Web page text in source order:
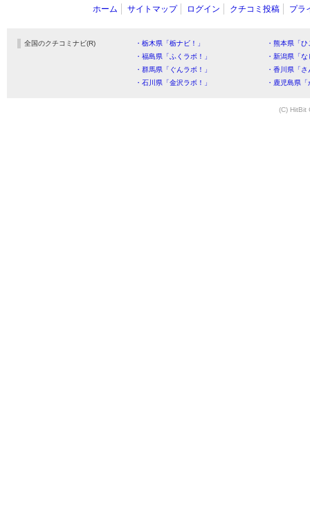
ホーム サイトマップ ログイン クチコミ投稿 プラ
全国のクチコミナビ(R) ・栃木県「栃ナビ！」
・熊本県「
・福島県「ふくラボ！」
・新潟県「
・群馬県「ぐんラボ！」
・香川県「
・石川県「金沢ラボ！」
・鹿児島県
(C) HitBit